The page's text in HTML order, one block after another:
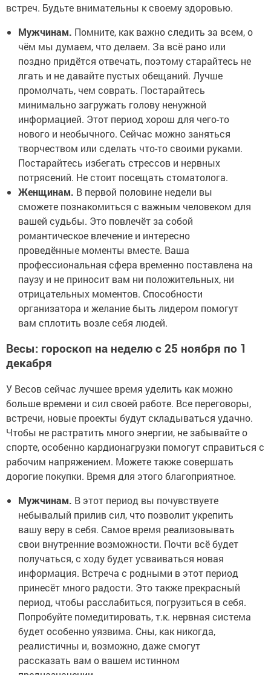
встреч. Будьте внимательны к своему здоровью.
Мужчинам. Помните, как важно следить за всем, о
чём мы думаем, что делаем. За всё рано или
поздно придётся отвечать, поэтому старайтесь не
лгать и не давайте пустых обещаний. Лучше
промолчать, чем соврать. Постарайтесь
минимально загружать голову ненужной
информацией. Этот период хорош для чего-то
нового и необычного. Сейчас можно заняться
творчеством или сделать что-то своими руками.
Постарайтесь избегать стрессов и нервных
потрясений. Не стоит посещать стоматолога.
Женщинам. В первой половине недели вы
сможете познакомиться с важным человеком для
вашей судьбы. Это повлечёт за собой
романтическое влечение и интересно
проведённые моменты вместе. Ваша
профессиональная сфера временно поставлена на
паузу и не приносит вам ни положительных, ни
отрицательных моментов. Способности
организатора и желание быть лидером помогут
вам сплотить возле себя людей.
Весы: гороскоп на неделю с 25 ноября по 1
декабря
У Весов сейчас лучшее время уделить как можно
больше времени и сил своей работе. Все переговоры,
встречи, новые проекты будут складываться удачно.
Чтобы не растратить много энергии, не забывайте о
спорте, особенно кардионагрузки помогут справиться с
рабочим напряжением. Можете также совершать
дорогие покупки. Время для этого благоприятное.
Мужчинам. В этот период вы почувствуете
небывалый прилив сил, что позволит укрепить
вашу веру в себя. Самое время реализовывать
свои внутренние возможности. Почти всё будет
получаться, с ходу будет усваиваться новая
информация. Встреча с родными в этот период
принесёт много радости. Это также прекрасный
период, чтобы расслабиться, погрузиться в себя.
Попробуйте помедитировать, т.к. нервная система
будет особенно уязвима. Сны, как никогда,
реалистичны и, возможно, даже смогут
рассказать вам о вашем истинном